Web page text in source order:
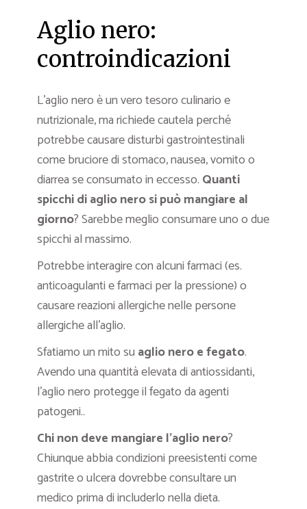
Aglio nero:
controindicazioni
L’aglio nero è un vero tesoro culinario e
nutrizionale, ma richiede cautela perché
potrebbe causare disturbi gastrointestinali
come bruciore di stomaco, nausea, vomito o
diarrea se consumato in eccesso. Quanti
spicchi di aglio nero si può mangiare al
giorno? Sarebbe meglio consumare uno o due
spicchi al massimo.
Potrebbe interagire con alcuni farmaci (es.
anticoagulanti e farmaci per la pressione) o
causare reazioni allergiche nelle persone
allergiche all’aglio.
Sfatiamo un mito su aglio nero e fegato.
Avendo una quantità elevata di antiossidanti,
l’aglio nero protegge il fegato da agenti
patogeni..
Chi non deve mangiare l’aglio nero?
Chiunque abbia condizioni preesistenti come
gastrite o ulcera dovrebbe consultare un
medico prima di includerlo nella dieta.